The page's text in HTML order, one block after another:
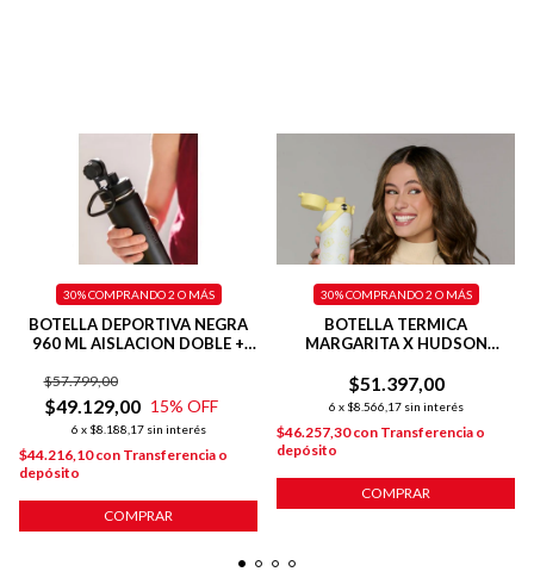
BOTELLA DEPORTIVA NEGRA
960 ML AISLACION DOBLE +
$49.129,00
$57.799,00
15% OFF
6 x $8.188,17 sin interés
30%COMPRANDO 2 O MÁS
$44.216,10con Transferencia o
depósito
COMPRAR
BOTELLA TERMICA
MARGARITA X HUDSON
$51.397,00
6 x $8.566,17 sin interés
30%COMPRANDO 2 O MÁS
$46.257,30con Transferencia o
depósito
COMPRAR